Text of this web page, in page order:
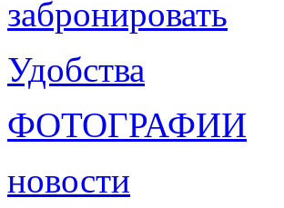
забронировать
Удобства
ФОТОГРАФИИ
новости